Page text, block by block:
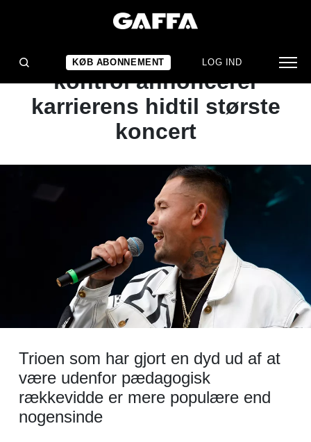
KØB ABONNEMENT LOG IND
NYHED
RØV OG NØGLER: Ude af
kontrol annoncerer
karrierens hidtil største
koncert
Trioen som har gjort en dyd ud af at
være udenfor pædagogisk
rækkevidde er mere populære end
nogensinde